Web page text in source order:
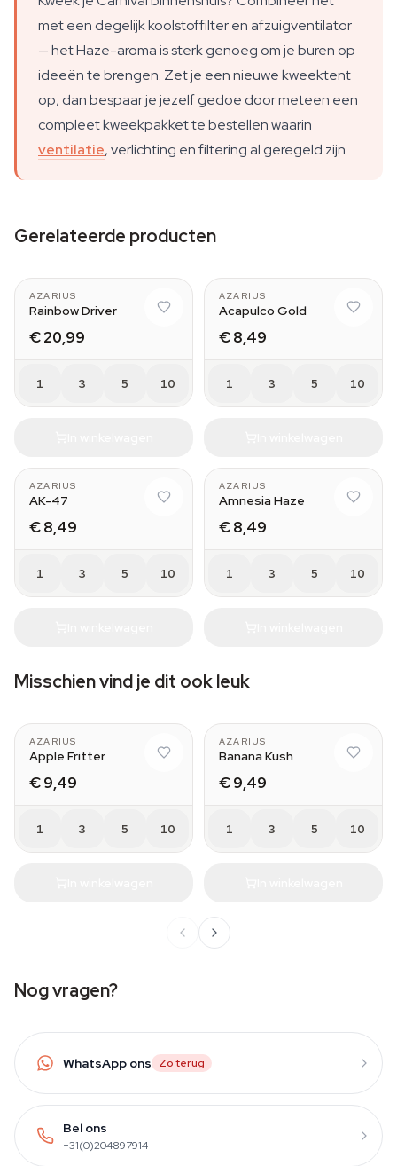
met een degelijk koolstoffilter en afzuigventilator
— het Haze-aroma is sterk genoeg om je buren op
ideeën te brengen. Zet je een nieuwe kweektent
op, dan bespaar je jezelf gedoe door meteen een
compleet kweekpakket te bestellen waarin
ventilatie, verlichting en filtering al geregeld zijn.
Gerelateerde producten
AZARIUS
Rainbow Driver
€ 20,99
1 3 5 10
AZARIUS
Acapulco Gold
€ 8,49
1 3 5 10
AZARIUS
AK-47
€ 8,49
1 3 5 10
AZARIUS
Amnesia Haze
€ 8,49
1 3 5 10
Misschien vind je dit ook leuk
AZARIUS
Apple Fritter
€ 9,49
1 3 5 10
AZARIUS
Banana Kush
€ 9,49
1 3 5 10
Nog vragen?
WhatsApp ons Zo terug
Bel ons
+31(0)204897914